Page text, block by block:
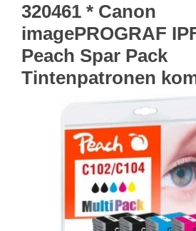
320461 * Canon
imagePROGRAF
Peach Spar Pack
Tintenpatronen